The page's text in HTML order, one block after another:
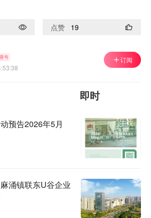
点赞 19
号 订阅
即时
预告2026年5月
涌镇联东U谷企业